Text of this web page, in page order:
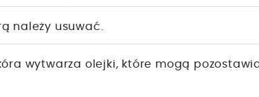
należy usuwać.
wytwarza olejki, które mogą